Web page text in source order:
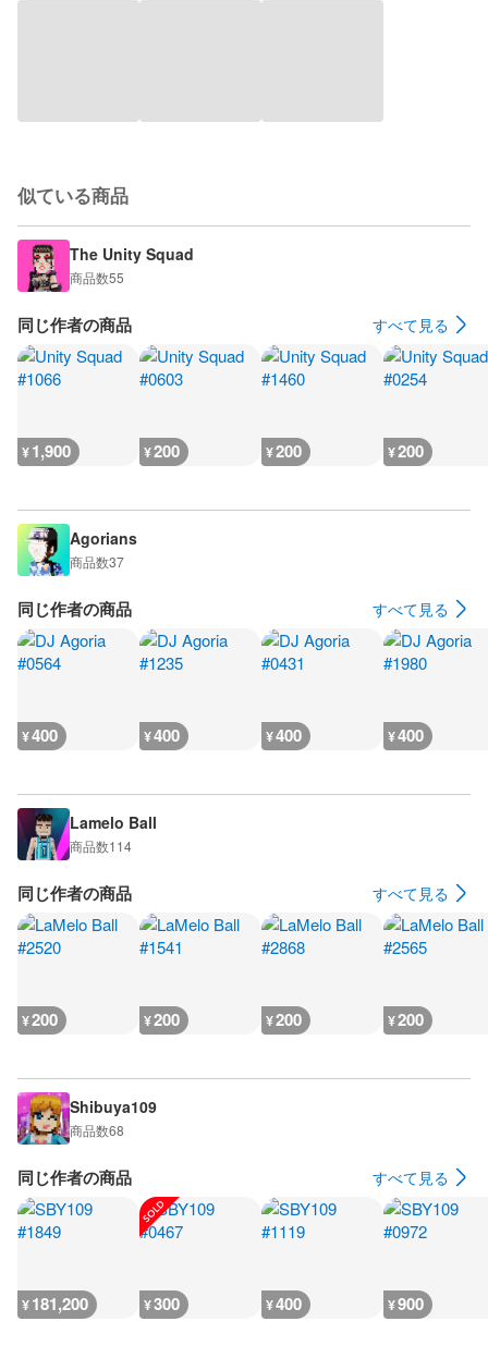
似ている商品
The Unity Squad
商品数55
同じ作者の商品 すべて見る
¥1,900 ¥200 ¥200 ¥200
Agorians
商品数37
同じ作者の商品 すべて見る
¥400 ¥400 ¥400 ¥400
Lamelo Ball
商品数114
同じ作者の商品 すべて見る
¥200 ¥200 ¥200 ¥200
Shibuya109
商品数68
同じ作者の商品 すべて見る
¥181,200 ¥300 ¥400 ¥900